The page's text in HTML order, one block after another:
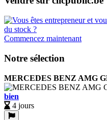
Commencez maintenant
Notre sélection
MERCEDES BENZ AMG
bien
4 jours